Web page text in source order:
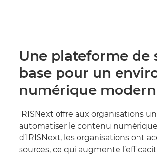
Une plateforme de
base pour un
numérique
IRISNext offre aux organisations
automatiser le contenu
d’IRISNext, les organisations ont
sources, ce qui augmente